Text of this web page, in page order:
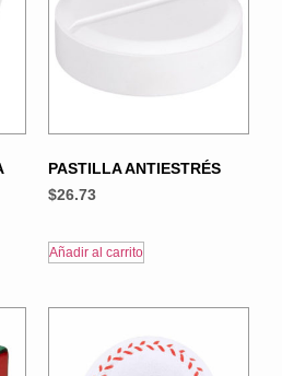
PASTILLA ANTIESTRÉS
$26.73
Añadir al carrito